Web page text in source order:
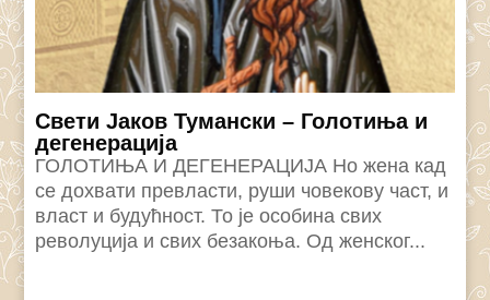
Свети Јаков Тумански – Голотиња и
дегенерација
ГОЛОТИЊА И ДЕГЕНЕРАЦИЈА Но жена кад
се дохвати превласти, руши човекову част, и
власт и будућност. То је особина свих
револуција и свих безакоња. Од женског...